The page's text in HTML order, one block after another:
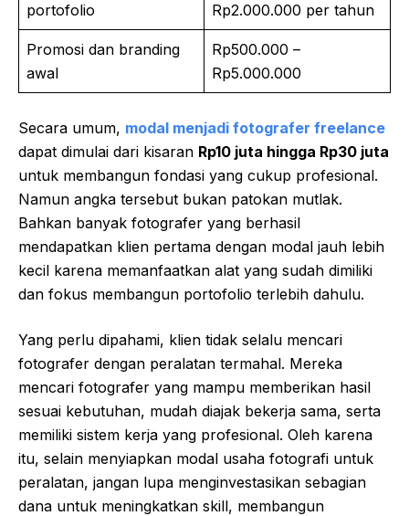
portofolio
Rp2.000.000 per tahun
Promosi dan branding
awal
Rp500.000 –
Rp5.000.000
Secara umum, modal menjadi fotografer freelance
dapat dimulai dari kisaran Rp10 juta hingga Rp30 juta
untuk membangun fondasi yang cukup profesional.
Namun angka tersebut bukan patokan mutlak.
Bahkan banyak fotografer yang berhasil
mendapatkan klien pertama dengan modal jauh lebih
kecil karena memanfaatkan alat yang sudah dimiliki
dan fokus membangun portofolio terlebih dahulu.
Yang perlu dipahami, klien tidak selalu mencari
fotografer dengan peralatan termahal. Mereka
mencari fotografer yang mampu memberikan hasil
sesuai kebutuhan, mudah diajak bekerja sama, serta
memiliki sistem kerja yang profesional. Oleh karena
itu, selain menyiapkan modal usaha fotografi untuk
peralatan, jangan lupa menginvestasikan sebagian
dana untuk meningkatkan skill, membangun